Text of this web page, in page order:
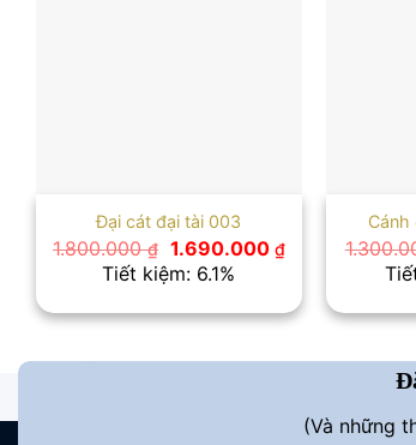
Đại cát đại tài 003
1.800.000₫ Giá
gốc
là:
1.690.000 ₫Giá
hiện
là:
1.690.000 ₫.
Tiết kiệm: 6.1%
Cánh
(Và những